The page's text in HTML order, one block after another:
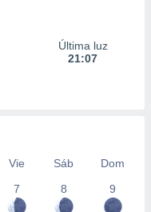
Última luz
21:07
Vie Sáb
Dom
7 8 9